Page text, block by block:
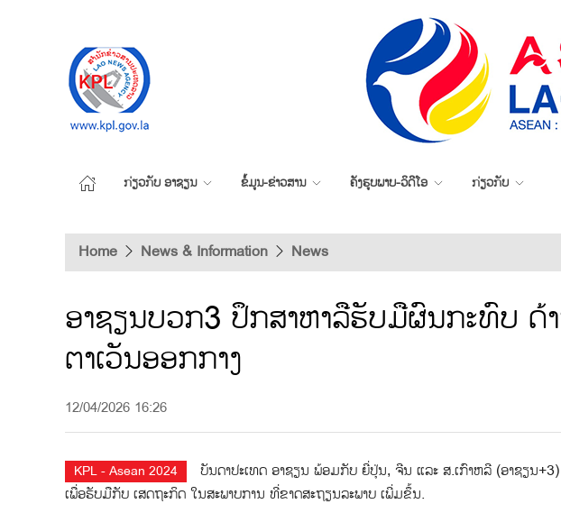
ກ່ຽວກັບ ອາຊຽນ ຂໍ້ມູນ-ຂ່າວສານ ຄັງຮູບພາບ-ວິດີໂອ ກ່ຽວກັບ
Home News & Information News
ອາຊຽນບວກ3 ປຶກສາຫາລືຮັບມືຜົນກະທົບ ດ້
ຕາເວັນອອກກາງ
12/04/2026 16:26
KPL - Asean 2024
ບັນດາປະເທດ ອາຊຽນ ພ້ອມກັບ ຍີ່ປຸ່ນ, ຈີນ ແລະ ສ.ເກົາຫລີ (ອາຊຽນ
ເພື່ອຮັບມືກັບ ເສດຖະກິດ ໃນສະພາບການ ທີ່ຂາດສະຖຽນລະພາບ ເພີ່ມຂຶ້ນ.